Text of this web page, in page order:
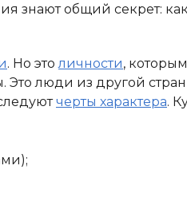
знают общий секрет: как
. Но этоличности, которым
Это люди из другой
черты характера.